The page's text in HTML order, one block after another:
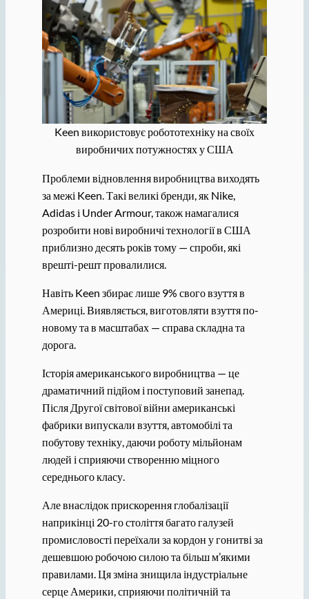
Keen використовує робототехніку на своїх
виробничих потужностях у США
Проблеми відновлення виробництва виходять
за межі Keen. Такі великі бренди, як Nike,
Adidas і Under Armour, також намагалися
розробити нові виробничі технології в США
приблизно десять років тому — спроби, які
врешті-решт провалилися.
Навіть Keen збирає лише 9% свого взуття в
Америці. Виявляється, виготовляти взуття по-
новому та в масштабах — справа складна та
дорога.
Історія американського виробництва — це
драматичний підйом і поступовий занепад.
Після Другої світової війни американські
фабрики випускали взуття, автомобілі та
побутову техніку, даючи роботу мільйонам
людей і сприяючи створенню міцного
середнього класу.
Але внаслідок прискорення глобалізації
наприкінці 20-го століття багато галузей
промисловості переїхали за кордон у гонитві за
дешевшою робочою силою та більш м’якими
правилами. Ця зміна знищила індустріальне
серце Америки, сприяючи політичній та